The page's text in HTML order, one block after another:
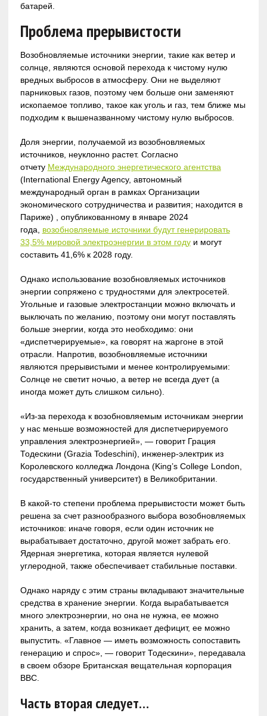
батарей.
Проблема прерывистости
Возобновляемые источники энергии, такие как ветер и
солнце, являются основой перехода к чистому нулю
вредных выбросов в атмосферу. Они не выделяют
парниковых газов, поэтому чем больше они заменяют
ископаемое топливо, такое как уголь и газ, тем ближе мы
подходим к вышеназванному чистому нулю выбросов.
Доля энергии, получаемой из возобновляемых
источников, неуклонно растет. Согласно
отчету Международного энергетического агентства
(International Energy Agency, автономный
международный орган в рамках Организации
экономического сотрудничества и развития; находится в
Париже) , опубликованному в январе 2024
года, возобновляемые источники будут генерировать
33,5% мировой электроэнергии в этом годуи могут
составить 41,6% к 2028 году.
Однако использование возобновляемых источников
энергии сопряжено с трудностями для электросетей.
Угольные и газовые электростанции можно включать и
выключать по желанию, поэтому они могут поставлять
больше энергии, когда это необходимо: они
«диспетчерируемые», ка говорят на жаргоне в этой
отрасли. Напротив, возобновляемые источники
являются прерывистыми и менее контролируемыми:
Солнце не светит ночью, а ветер не всегда дует (а
иногда может дуть слишком сильно).
«Из-за перехода к возобновляемым источникам энергии
у нас меньше возможностей для диспетчерируемого
управления электроэнергией», — говорит Грация
Тодескини (Grazia Todeschini), инженер-электрик из
Королевского колледжа Лондона (King’s College London,
государственный университет) в Великобритании.
В какой-то степени проблема прерывистости может быть
решена за счет разнообразного выбора возобновляемых
источников: иначе говоря, если один источник не
вырабатывает достаточно, другой может забрать его.
Ядерная энергетика, которая является нулевой
углеродной, также обеспечивает стабильные поставки.
Однако наряду с этим страны вкладывают значительные
средства в хранение энергии. Когда вырабатывается
много электроэнергии, но она не нужна, ее можно
хранить, а затем, когда возникает дефицит, ее можно
выпустить. «Главное — иметь возможность сопоставить
генерацию и спрос», — говорит Тодескини», передавала
в своем обзоре Британская вещательная корпорация
BBC.
Часть вторая следует…